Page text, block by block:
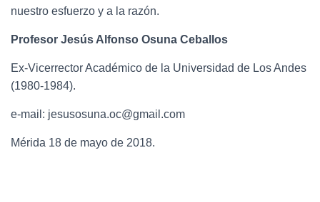
nuestro esfuerzo y a la razón.
Profesor Jesús Alfonso Osuna Ceballos
Ex-Vicerrector Académico de la Universidad de Los Andes
(1980-1984).
e-mail: jesusosuna.oc@gmail.com
Mérida 18 de mayo de 2018.